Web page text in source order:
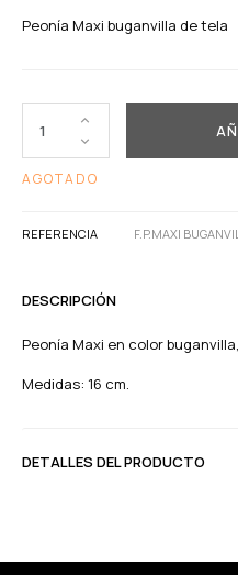
Peonía Maxi buganvilla de tela
AGOTADO
REFERENCIA F.P.MAXI
DESCRIPCIÓN
Peonía Maxi en color
Medidas: 16 cm.
DETALLES DEL PRODUCTO